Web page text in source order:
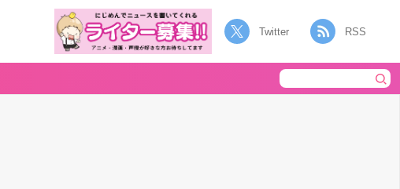
Twitter RSS